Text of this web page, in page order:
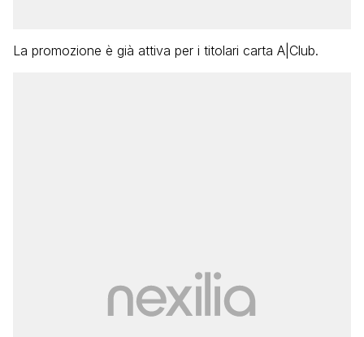
La promozione è già attiva per i titolari carta A|Club.